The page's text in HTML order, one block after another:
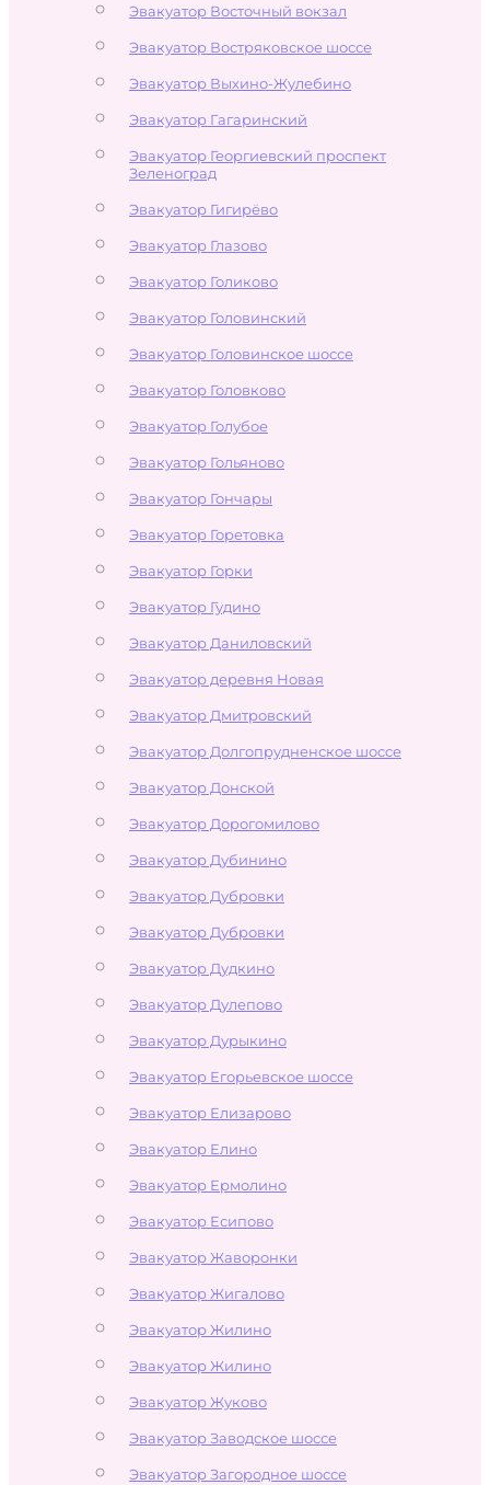
Эвакуатор Восточный вокзал
Эвакуатор Востряковское шоссе
Эвакуатор Выхино-Жулебино
Эвакуатор Гагаринский
Эвакуатор Георгиевский проспект
Зеленоград
Эвакуатор Гигирёво
Эвакуатор Глазово
Эвакуатор Голиково
Эвакуатор Головинский
Эвакуатор Головинское шоссе
Эвакуатор Головково
Эвакуатор Голубое
Эвакуатор Гольяново
Эвакуатор Гончары
Эвакуатор Горетовка
Эвакуатор Горки
Эвакуатор Гудино
Эвакуатор Даниловский
Эвакуатор деревня Новая
Эвакуатор Дмитровский
Эвакуатор Долгопрудненское шоссе
Эвакуатор Донской
Эвакуатор Дорогомилово
Эвакуатор Дубинино
Эвакуатор Дубровки
Эвакуатор Дубровки
Эвакуатор Дудкино
Эвакуатор Дулепово
Эвакуатор Дурыкино
Эвакуатор Егорьевское шоссе
Эвакуатор Елизарово
Эвакуатор Елино
Эвакуатор Ермолино
Эвакуатор Есипово
Эвакуатор Жаворонки
Эвакуатор Жигалово
Эвакуатор Жилино
Эвакуатор Жилино
Эвакуатор Жуково
Эвакуатор Заводское шоссе
Эвакуатор Загородное шоссе